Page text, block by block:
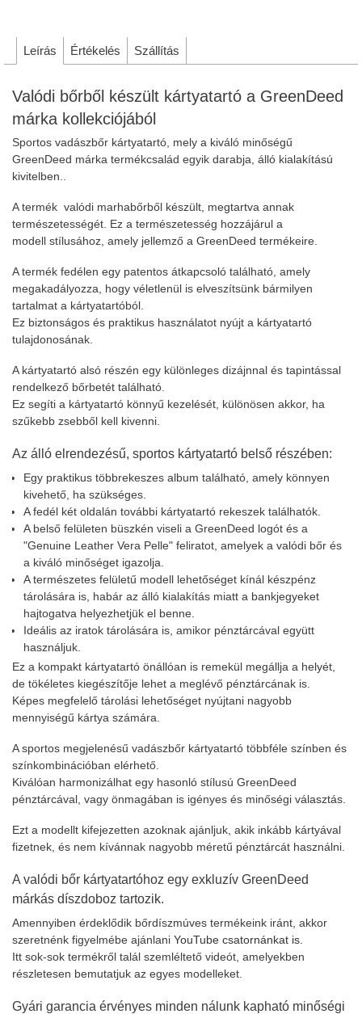
Leírás Értékelés Szállítás
Valódi bőrből készült kártyatartó a GreenDeed
márka kollekciójából
Sportos vadászbőr kártyatartó, mely a kiváló minőségű
GreenDeed márka termékcsalád egyik darabja, álló kialakítású
kivitelben..
A termék valódi marhabőrből készült, megtartva annak
természetességét. Ez a természetesség hozzájárul a
modell stílusához, amely jellemző a GreenDeed termékeire.
A termék fedélen egy patentos átkapcsoló található, amely
megakadályozza, hogy véletlenül is elveszítsünk bármilyen
tartalmat a kártyatartóból.
Ez biztonságos és praktikus használatot nyújt a kártyatartó
tulajdonosának.
A kártyatartó alsó részén egy különleges dizájnnal és tapintással
rendelkező bőrbetét található.
Ez segíti a kártyatartó könnyű kezelését, különösen akkor, ha
szűkebb zsebből kell kivenni.
Az álló elrendezésű, sportos kártyatartó belső részében:
Egy praktikus többrekeszes album található, amely könnyen
kivehető, ha szükséges.
A fedél két oldalán további kártyatartó rekeszek találhatók.
A belső felületen büszkén viseli a GreenDeed logót és a
"Genuine Leather Vera Pelle" feliratot, amelyek a valódi bőr és
a kiváló minőséget igazolja.
A természetes felületű modell lehetőséget kínál készpénz
tárolására is, habár az álló kialakítás miatt a bankjegyeket
hajtogatva helyezhetjük el benne.
Ideális az iratok tárolására is, amikor pénztárcával együtt
használjuk.
Ez a kompakt kártyatartó önállóan is remekül megállja a helyét,
de tökéletes kiegészítője lehet a meglévő pénztárcának is.
Képes megfelelő tárolási lehetőséget nyújtani nagyobb
mennyiségű kártya számára.
A sportos megjelenésű vadászbőr kártyatartó többféle színben és
színkombinációban elérhető.
Kiválóan harmonizálhat egy hasonló stílusú GreenDeed
pénztárcával, vagy önmagában is igényes és minőségi választás.
Ezt a modellt kifejezetten azoknak ajánljuk, akik inkább kártyával
fizetnek, és nem kívánnak nagyobb méretű pénztárcát használni.
A valódi bőr kártyatartóhoz egy exkluzív GreenDeed
márkás díszdoboz tartozik.
Amennyiben érdeklődik bőrdíszmúves termékeink iránt, akkor
szeretnénk figyelmébe ajánlani YouTube csatornánkat is.
Itt sok-sok termékről talál szemléltető videót, amelyekben
részletesen bemutatjuk az egyes modelleket.
Gyári garancia érvényes minden nálunk kapható minőségi